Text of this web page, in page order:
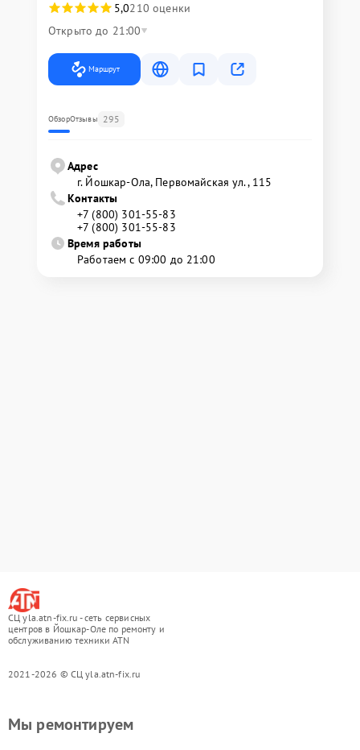
5,0210 оценки
Открыто до 21:00
Маршрут
ОбзорОтзывы 295
Адрес
г. Йошкар-Ола, Первомайская ул., 115
Контакты
+7 (800) 301-55-83
+7 (800) 301-55-83
Время работы
Работаем с 09:00 до 21:00
СЦ yla.atn-fix.ru - сеть сервисных
центров в Йошкар-Оле по ремонту и
обслуживанию техники ATN
2021-2026 © СЦ yla.atn-fix.ru
Мы ремонтируем